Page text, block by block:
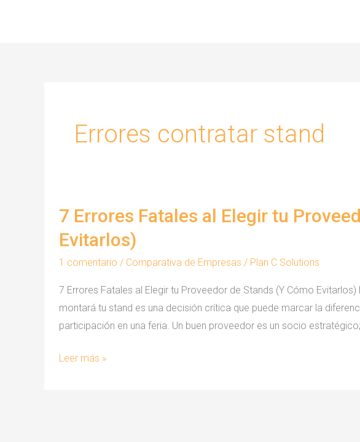
Errores contratar stand
7 Errores Fatales al Elegir tu
Evitarlos)
1 comentario / Comparativa de Empresas / Plan C Solutions
7 Errores Fatales al Elegir tu Proveedor de Stands (Y Cómo
montará tu stand es una decisión crítica que puede marcar la
participación en una feria. Un buen proveedor es un socio
7Leer más »